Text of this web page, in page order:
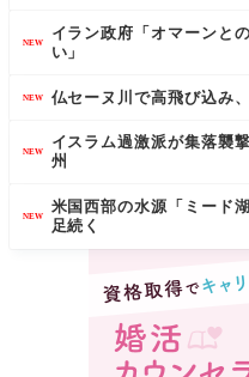
NEW
イラン政府「オマーンと
い」
NEW 仏セーヌ川で高飛び込み
NEW
イスラム過激派が集落襲
州
NEW
米国西部の水源「ミード
足続く